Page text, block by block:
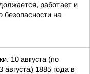
работает и
безопасности на
10 августа (по
1885 года в